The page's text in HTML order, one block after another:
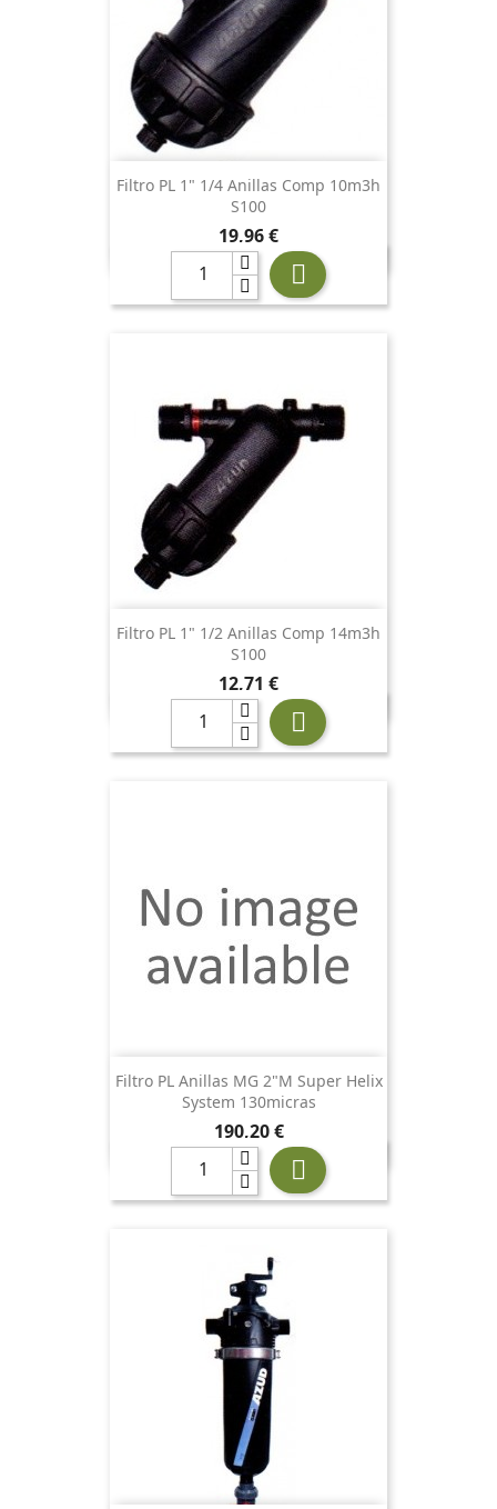
Filtro PL 1" 1/4 Anillas Comp 10m3h
S100
Precio
19,96 €

Filtro PL 1" 1/2 Anillas Comp 14m3h
S100
Precio
12,71 €

Filtro PL Anillas MG 2"M Super Helix
System 130micras
Precio
190,20 €
